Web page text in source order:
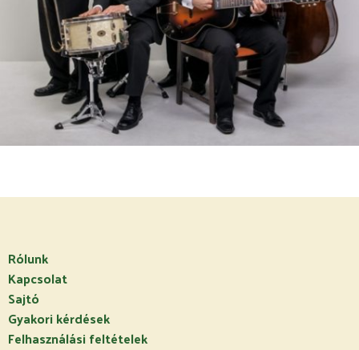
Rólunk
Kapcsolat
Sajtó
Gyakori kérdések
Felhasználási feltételek